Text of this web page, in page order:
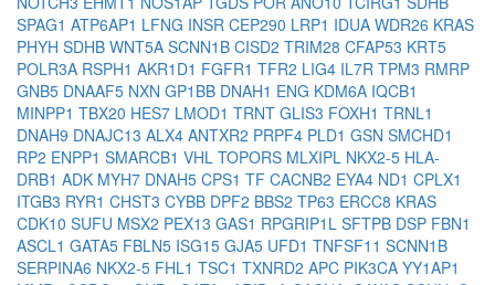
SPAG1 ATP6AP1 LFNG INSR CEP290 LRP1 IDUA WDR26 KRAS
PHYH SDHB WNT5A SCNN1B CISD2 TRIM28 CFAP53 KRT5
POLR3A RSPH1 AKR1D1 FGFR1 TFR2 LIG4 IL7R TPM3 RMRP
GNB5 DNAAF5 NXN GP1BB DNAH1 ENG KDM6A IQCB1
MINPP1 TBX20 HES7 LMOD1 TRNT GLIS3 FOXH1 TRNL1
DNAH9 DNAJC13 ALX4 ANTXR2 PRPF4 PLD1 GSN SMCHD1
RP2 ENPP1 SMARCB1 VHL TOPORS MLXIPL NKX2-5 HLA-
DRB1 ADK MYH7 DNAH5 CPS1 TF CACNB2 EYA4 ND1 CPLX1
ITGB3 RYR1 CHST3 CYBB DPF2 BBS2 TP63 ERCC8 KRAS
CDK10 SUFU MSX2 PEX13 GAS1 RPGRIP1L SFTPB DSP FBN1
ASCL1 GATA5 FBLN5 ISG15 GJA5 UFD1 TNFSF11 SCNN1B
SERPINA6 NKX2-5 FHL1 TSC1 TXNRD2 APC PIK3CA YY1AP1